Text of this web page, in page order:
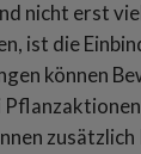
nicht erst
ist die
können